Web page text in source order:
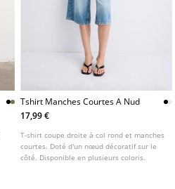
Tshirt Manches Courtes A Nud
17,99 €
T-shirt coupe droite à col rond et manches
courtes. Doté d'un nœud décoratif sur le
côté. Disponible en plusieurs coloris.